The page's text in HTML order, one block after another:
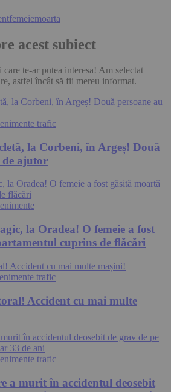
femeiemoarta
acest subiect
te-ar putea interesa! Am selectat
astfel încât să fii mereu informat.
trafic
la Corbeni, în Argeș! Două
de ajutor
la Oradea! O femeie a fost
cuprins de flăcări
trafic
Accident cu mai multe
trafic
a murit în accidentul deosebit